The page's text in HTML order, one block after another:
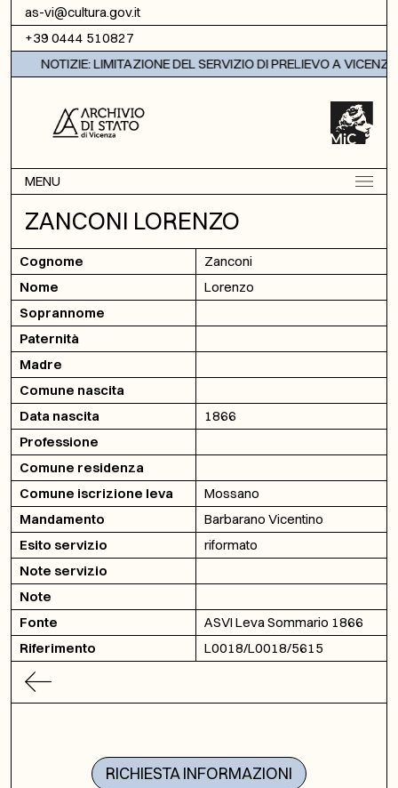
Vai al contenuto
as-vi@cultura.gov.it
+39 0444 510827
NOTIZIE: LIMITAZIONE DEL SERVIZIO DI PRELIEVO A VICENZA
MENU
ZANCONI LORENZO
Cognome
Zanconi
Nome
Lorenzo
Soprannome
Paternità
Madre
Comune nascita
Data nascita
1866
Professione
Comune residenza
Comune iscrizione leva
Mossano
Mandamento
Barbarano Vicentino
Esito servizio
riformato
Note servizio
Note
Fonte
ASVI Leva Sommario 1866
Riferimento
L0018/L0018/5615
RICHIESTA INFORMAZIONI